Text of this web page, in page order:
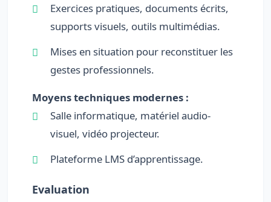
Exercices pratiques, documents écrits,
supports visuels, outils multimédias.
Mises en situation pour reconstituer les
gestes professionnels.
Moyens techniques modernes :
Salle informatique, matériel audio-
visuel, vidéo projecteur.
Plateforme LMS d’apprentissage.
Evaluation